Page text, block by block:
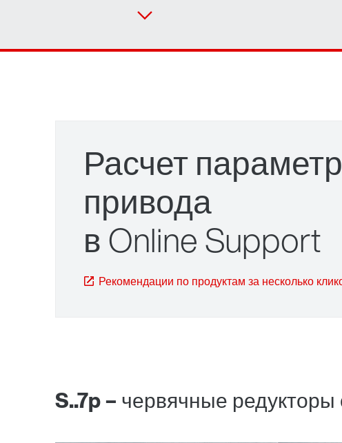
зажимная система TorqLOC®
Расчет
привода
в Online Support
Рекомендации по продуктам за несколько
S..7p – червячные